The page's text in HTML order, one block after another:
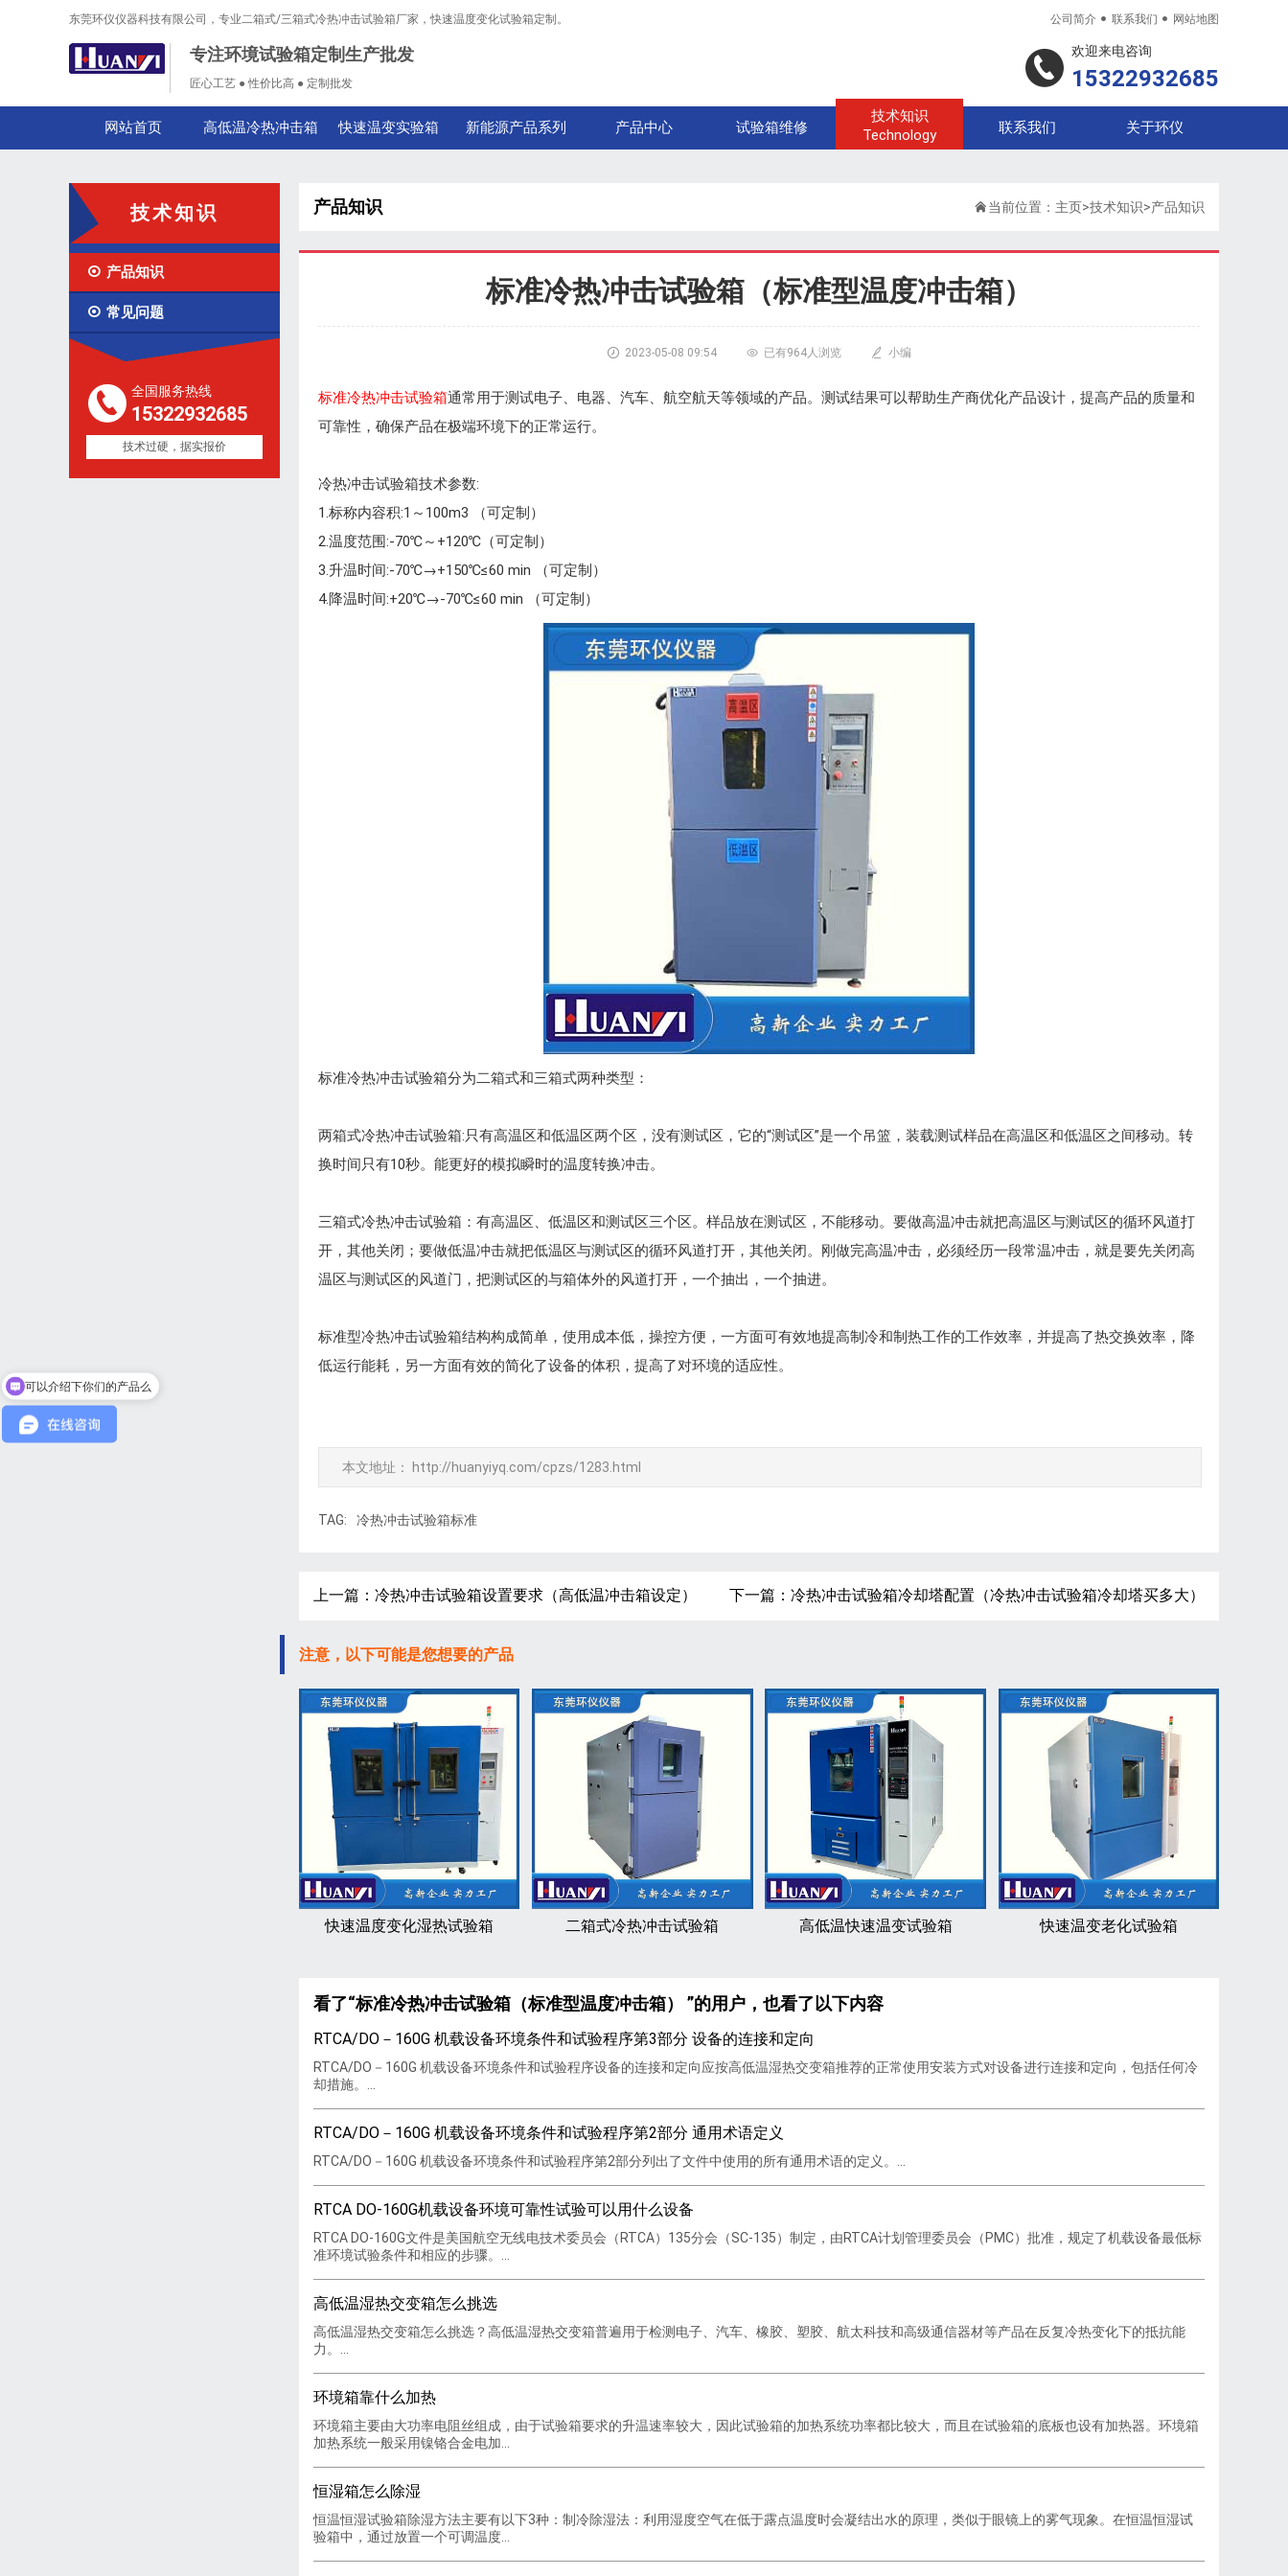
东莞环仪仪器科技有限公司，专业二箱式/三箱式冷热冲击试验箱厂家，快速温度变化试验箱定制。 公司简介  联系我们  网站地图
专注环境试验箱定制生产批发
匠心工艺 ● 性价比高 ● 定制批发
欢迎来电咨询
15322932685
网站首页 高低温冷热冲击箱 快速温变实验箱 新能源产品系列 产品中心 试验箱维修
技术知识
Technology
联系我们 关于环仪
技术知识
 产品知识
 常见问题
全国服务热线
15322932685
技术过硬，据实报价
产品知识 当前位置： 主页>技术知识>产品知识
标准冷热冲击试验箱（标准型温度冲击箱）
 2023-05-08 09:54  已有964人浏览  小编
标准冷热冲击试验箱通常用于测试电子、电器、汽车、航空航天等领域的产品。测试结果可以帮助生产商优化产品设计，提高产品的质量和
可靠性，确保产品在极端环境下的正常运行。
冷热冲击试验箱技术参数:
1.标称内容积:1～100m3 （可定制）
2.温度范围:-70℃～+120℃（可定制）
3.升温时间:-70℃→+150℃≤60 min （可定制）
4.降温时间:+20℃→-70℃≤60 min （可定制）
标准冷热冲击试验箱分为二箱式和三箱式两种类型：
两箱式冷热冲击试验箱:只有高温区和低温区两个区，没有测试区，它的“测试区”是一个吊篮，装载测试样品在高温区和低温区之间移动。转
换时间只有10秒。能更好的模拟瞬时的温度转换冲击。
三箱式冷热冲击试验箱：有高温区、低温区和测试区三个区。样品放在测试区，不能移动。要做高温冲击就把高温区与测试区的循环风道打
开，其他关闭；要做低温冲击就把低温区与测试区的循环风道打开，其他关闭。刚做完高温冲击，必须经历一段常温冲击，就是要先关闭高
温区与测试区的风道门，把测试区的与箱体外的风道打开，一个抽出，一个抽进。
标准型冷热冲击试验箱结构构成简单，使用成本低，操控方便，一方面可有效地提高制冷和制热工作的工作效率，并提高了热交换效率，降
低运行能耗，另一方面有效的简化了设备的体积，提高了对环境的适应性。
本文地址： http://huanyiyq.com/cpzs/1283.html
TAG: 冷热冲击试验箱标准
上一篇：冷热冲击试验箱设置要求（高低温冲击箱设定） 下一篇：冷热冲击试验箱冷却塔配置（冷热冲击试验箱冷却塔买多大）
注意，以下可能是您想要的产品
快速温度变化湿热试验箱 二箱式冷热冲击试验箱 高低温快速温变试验箱 快速温变老化试验箱
看了“标准冷热冲击试验箱（标准型温度冲击箱） ”的用户，也看了以下内容
RTCA/DO－160G 机载设备环境条件和试验程序第3部分 设备的连接和定向
RTCA/DO－160G 机载设备环境条件和试验程序设备的连接和定向应按高低温湿热交变箱推荐的正常使用安装方式对设备进行连接和定向，包括任何冷
却措施。...
RTCA/DO－160G 机载设备环境条件和试验程序第2部分 通用术语定义
RTCA/DO－160G 机载设备环境条件和试验程序第2部分列出了文件中使用的所有通用术语的定义。...
RTCA DO-160G机载设备环境可靠性试验可以用什么设备
RTCA DO-160G文件是美国航空无线电技术委员会（RTCA）135分会（SC-135）制定，由RTCA计划管理委员会（PMC）批准，规定了机载设备最低标
准环境试验条件和相应的步骤。...
高低温湿热交变箱怎么挑选
高低温湿热交变箱怎么挑选？​高低温湿热交变箱普遍用于检测电子、汽车、橡胶、塑胶、航太科技和高级通信器材等产品在反复冷热变化下的抵抗能
力。...
环境箱靠什么加热
环境箱主要由大功率电阻丝组成，由于试验箱要求的升温速率较大，因此试验箱的加热系统功率都比较大，而且在试验箱的底板也设有加热器。环境箱
加热系统一般采用镍铬合金电加...
恒湿箱怎么除湿
恒温恒湿试验箱除湿方法主要有以下3种：制冷除湿法：利用湿度空气在低于露点温度时会凝结出水的原理，类似于眼镜上的雾气现象。在恒温恒湿试
验箱中，通过放置一个可调温度...
可以介绍下你们的产品么